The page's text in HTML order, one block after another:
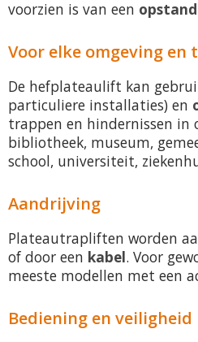
voorzien is van een opstand
Voor elke omgeving en
De hefplateaulift kan
particuliere installaties) en
trappen en hindernissen in
bibliotheek, museum,
school, universiteit,
Aandrijving
Plateautrapliften worden
of door een kabel. Voor
meeste modellen met een
Bediening en veiligheid